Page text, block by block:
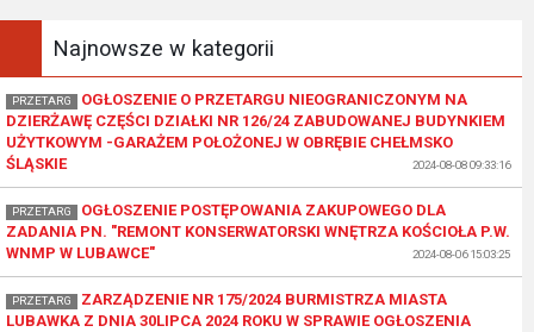
Najnowsze w kategorii
PRZETARG
OGŁOSZENIE O PRZETARGU NIEOGRANICZONYM NA
DZIERŻAWĘ CZĘŚCI DZIAŁKI NR 126/24 ZABUDOWANEJ BUDYNKIEM
UŻYTKOWYM -GARAŻEM POŁOŻONEJ W OBRĘBIE CHEŁMSKO
ŚLĄSKIE
2024-08-08 09:33:16
PRZETARG
OGŁOSZENIE POSTĘPOWANIA ZAKUPOWEGO DLA
ZADANIA PN. "REMONT KONSERWATORSKI WNĘTRZA KOŚCIOŁA P.W.
WNMP W LUBAWCE"
2024-08-06 15:03:25
PRZETARG
ZARZĄDZENIE NR 175/2024 BURMISTRZA MIASTA
LUBAWKA Z DNIA 30LIPCA 2024 ROKU W SPRAWIE OGŁOSZENIA